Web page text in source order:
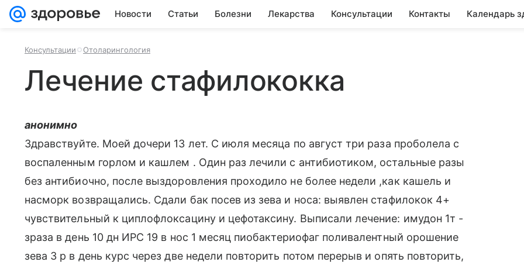
Новости Статьи Болезни Лекарства Консультации Контакты Календарь
Консультации Отоларингология
Лечение стафилококка
анонимно
Здравствуйте. Моей дочери 13 лет. С июля месяца по август три раза проболела с
воспаленным горлом и кашлем . Один раз лечили с антибиотиком, остальные разы
без антибиочно, после выздоровления проходило не более недели ,как кашель и
насморк возвращались. Сдали бак посев из зева и носа: выявлен стафилокок 4+
чувствительный к циплофлоксацину и цефотаксину. Выписали лечение: имудон 1т -
зраза в день 10 дн ИРС 19 в нос 1 месяц пиобактериофаг поливалентный орошение
зева 3 р в день курс через две недели повторить потом перерыв и опять повторить,